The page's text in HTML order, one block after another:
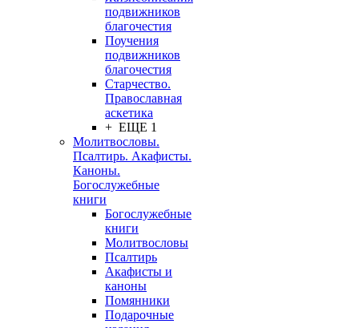
подвижников
благочестия
Поучения
подвижников
благочестия
Старчество.
Православная
аскетика
+ ЕЩЕ 1
Молитвословы.
Псалтирь. Акафисты.
Каноны.
Богослужебные
книги
Богослужебные
книги
Молитвословы
Псалтирь
Акафисты и
каноны
Помянники
Подарочные